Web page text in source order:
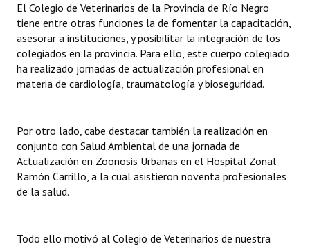
Huéspedes de Honor - Registro
Antiguos Pobladores - Registro
Reconocimientos - Registro
Entrega de distinciones
REFORMA DE LA CARTA ORGÁNICA
El Colegio de Veterinarios de la Provincia de Río Negro
tiene entre otras funciones la de fomentar la capacitación,
asesorar a instituciones, y posibilitar la integración de los
colegiados en la provincia. Para ello, este cuerpo colegiado
ha realizado jornadas de actualización profesional en
materia de cardiología, traumatología y bioseguridad.
Por otro lado, cabe destacar también la realización en
conjunto con Salud Ambiental de una jornada de
Actualización en Zoonosis Urbanas en el Hospital Zonal
Ramón Carrillo, a la cual asistieron noventa profesionales
de la salud.
Todo ello motivó al Colegio de Veterinarios de nuestra